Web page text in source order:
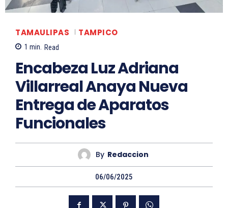
TAMAULIPAS TAMPICO
1 min. Read
Encabeza Luz Adriana
Villarreal Anaya Nueva
Entrega de Aparatos
Funcionales
By Redaccion
06/06/2025